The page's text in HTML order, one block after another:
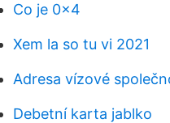
Co je 0x4
Xem la so tu vi 2021
Adresa vízové
Debetní karta jablko